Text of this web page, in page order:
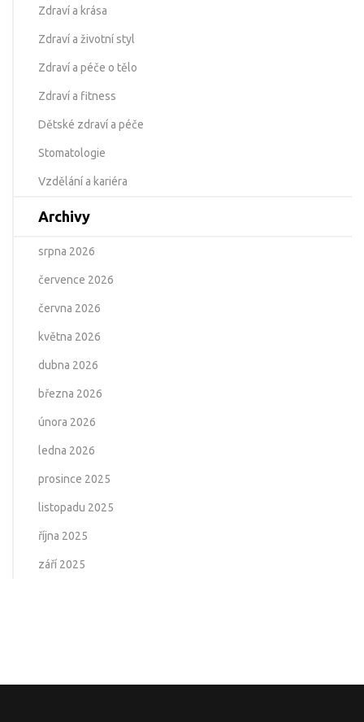
Zdraví a krása
Zdraví a životní styl
Zdraví a péče o tělo
Zdraví a fitness
Dětské zdraví a péče
Stomatologie
Vzdělání a kariéra
Archivy
srpna 2026
července 2026
června 2026
května 2026
dubna 2026
března 2026
února 2026
ledna 2026
prosince 2025
listopadu 2025
října 2025
září 2025